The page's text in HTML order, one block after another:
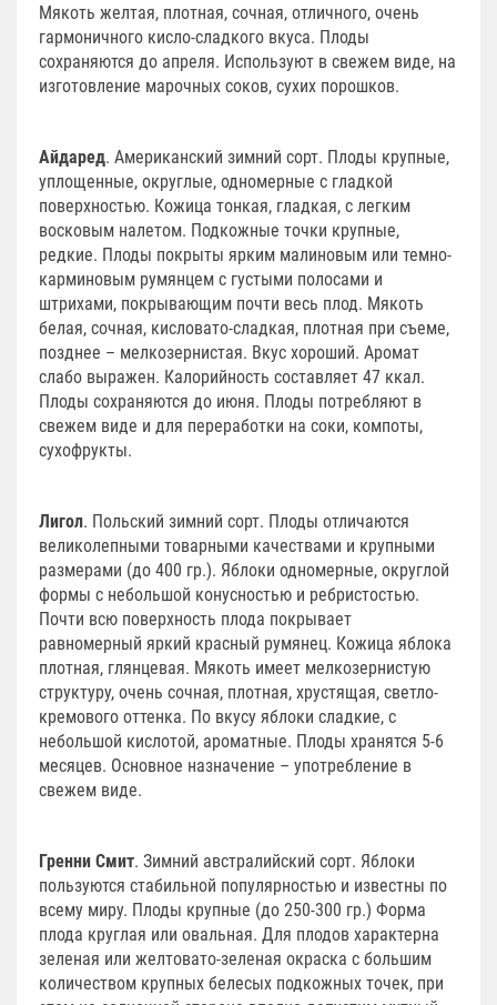
Мякоть желтая, плотная, сочная, отличного, очень
гармоничного кисло-сладкого вкуса. Плоды
сохраняются до апреля. Используют в свежем виде, на
изготовление марочных соков, сухих порошков.
Айдаред. Американский зимний сорт. Плоды крупные,
уплощенные, округлые, одномерные с гладкой
поверхностью. Кожица тонкая, гладкая, с легким
восковым налетом. Подкожные точки крупные,
редкие. Плоды покрыты ярким малиновым или темно-
карминовым румянцем с густыми полосами и
штрихами, покрывающим почти весь плод. Мякоть
белая, сочная, кисловато-сладкая, плотная при съеме,
позднее – мелкозернистая. Вкус хороший. Аромат
слабо выражен. Калорийность составляет 47 ккал.
Плоды сохраняются до июня. Плоды потребляют в
свежем виде и для переработки на соки, компоты,
сухофрукты.
Лигол. Польский зимний сорт. Плоды отличаются
великолепными товарными качествами и крупными
размерами (до 400 гр.). Яблоки одномерные, округлой
формы с небольшой конусностью и ребристостью.
Почти всю поверхность плода покрывает
равномерный яркий красный румянец. Кожица яблока
плотная, глянцевая. Мякоть имеет мелкозернистую
структуру, очень сочная, плотная, хрустящая, светло-
кремового оттенка. По вкусу яблоки сладкие, с
небольшой кислотой, ароматные. Плоды хранятся 5-6
месяцев. Основное назначение – употребление в
свежем виде.
Гренни Смит. Зимний австралийский сорт. Яблоки
пользуются стабильной популярностью и известны по
всему миру. Плоды крупные (до 250-300 гр.) Форма
плода круглая или овальная. Для плодов характерна
зеленая или желтовато-зеленая окраска с большим
количеством крупных белесых подкожных точек, при